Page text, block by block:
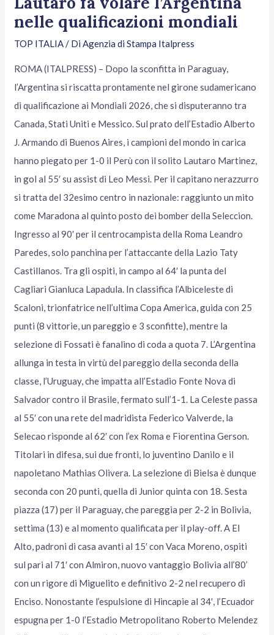
nelle qualificazioni mondiali
TOP ITALIA/ DiAgenzia di Stampa Italpress
ROMA (ITALPRESS) – Dopo la sconfitta in Paraguay,
l’Argentina si riscatta prontamente nel girone sudamericano
di qualificazione ai Mondiali 2026, che si disputeranno tra
Canada, Stati Uniti e Messico. Sul prato dell’Estadio Alberto
J. Armando di Buenos Aires, i campioni del mondo in carica
hanno piegato per 1-0 il Perù con il solito Lautaro Martinez,
in gol al 55′ su assist di Leo Messi. Per il capitano nerazzurro
si tratta del 32esimo centro in nazionale: raggiunto un mito
come Maradona al quinto posto dei bomber della Seleccion.
Ingresso al 90′ per il centrocampista della Roma Leandro
Paredes, solo panchina per l’attaccante della Lazio Taty
Castillanos. Tra gli ospiti, in campo al 64′ la punta del
Cagliari Gianluca Lapadula. In classifica l’Albiceleste di
Scaloni, trionfatrice nell’ultima Copa America, guida con 25
punti (8 vittorie, un pareggio e 3 sconfitte), mentre la
selezione di Fossati è fanalino di coda a quota 7. L’Argentina
allunga in testa in virtù del pareggio della seconda della
classe, l’Uruguay, che impatta all’Estadio Fonte Nova di
Salvador contro il Brasile, fermato sull’1-1. La Celeste passa
al 55′ con una rete del madridista Federico Valverde, la
Selecao risponde al 62′ con l’ex Roma e Fiorentina Gerson.
Titolari in difesa, sui due fronti, lo juventino Danilo e il
napoletano Mathias Olivera. La selezione di Bielsa è dunque
seconda con 20 punti, quella di Junior quinta con 18. Sesta
piazza (17) per il Paraguay, che pareggia per 2-2 in Bolivia,
settima (13) e al momento qualificata per il play-off. A El
Alto, padroni di casa avanti al 15′ con Vaca Moreno, ospiti
sul pari al 71′ con Almiron, nuovo vantaggio Bolivia all’80’
con un rigore di Miguelito e definitivo 2-2 nel recupero di
Enciso. Nonostante l’espulsione di Hincapie al 34′, l’Ecuador
espugna per 1-0 l’Estadio Metropolitano Roberto Melendez